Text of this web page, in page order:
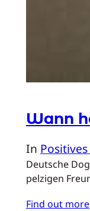
Wann
In
Deutsche
pelzigen
Find out more